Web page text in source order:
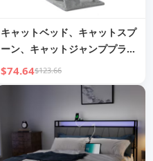
キャットベッド、キャットスプ
ーン、キャットジャンププラッ
トフォーム、キャットツリー、
キャットタワー、キャットハン
$74.64$123.66